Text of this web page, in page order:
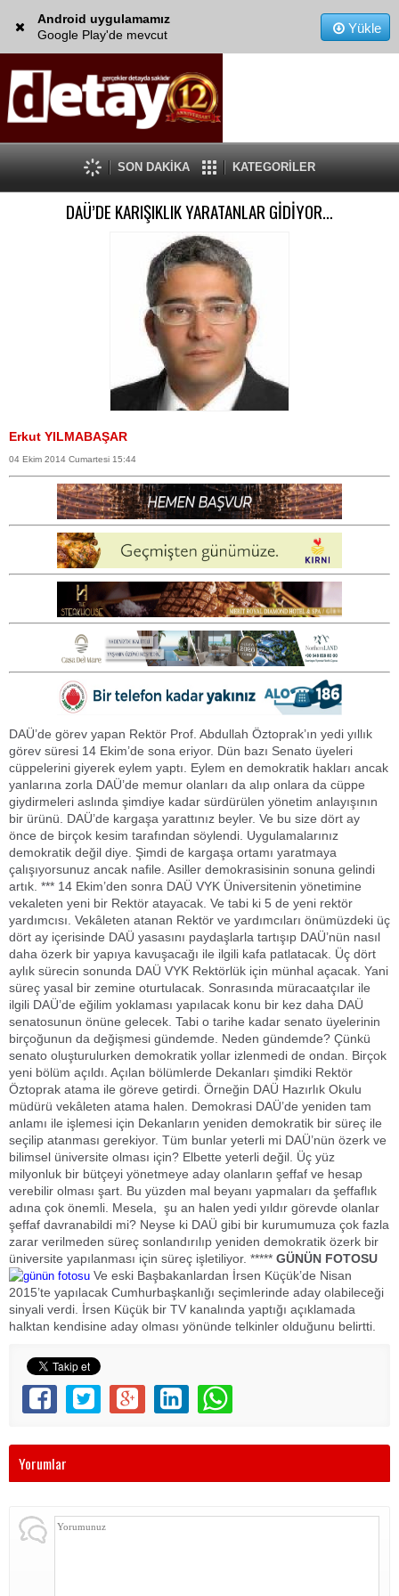
Android uygulamamız
Google Play'de mevcut
Yükle
SON DAKİKA KATEGORİLER
DAÜ’DE KARIŞIKLIK YARATANLAR GİDİYOR…
Erkut YILMABAŞAR
04 Ekim 2014 Cumartesi 15:44
DAÜ’de görev yapan Rektör Prof. Abdullah Öztoprak’ın yedi yıllık
görev süresi 14 Ekim’de sona eriyor. Dün bazı Senato üyeleri
cüppelerini giyerek eylem yaptı. Eylem en demokratik hakları ancak
yanlarına zorla DAÜ’de memur olanları da alıp onlara da cüppe
giydirmeleri aslında şimdiye kadar sürdürülen yönetim anlayışının
bir ürünü. DAÜ’de kargaşa yarattınız beyler. Ve bu size dört ay
önce de birçok kesim tarafından söylendi. Uygulamalarınız
demokratik değil diye. Şimdi de kargaşa ortamı yaratmaya
çalışıyorsunuz ancak nafile. Asiller demokrasisinin sonuna gelindi
artık. *** 14 Ekim’den sonra DAÜ VYK Üniversitenin yönetimine
vekaleten yeni bir Rektör atayacak. Ve tabi ki 5 de yeni rektör
yardımcısı. Vekâleten atanan Rektör ve yardımcıları önümüzdeki üç
dört ay içerisinde DAÜ yasasını paydaşlarla tartışıp DAÜ’nün nasıl
daha özerk bir yapıya kavuşacağı ile ilgili kafa patlatacak. Üç dört
aylık sürecin sonunda DAÜ VYK Rektörlük için münhal açacak. Yani
süreç yasal bir zemine oturtulacak. Sonrasında müracaatçılar ile
ilgili DAÜ’de eğilim yoklaması yapılacak konu bir kez daha DAÜ
senatosunun önüne gelecek. Tabi o tarihe kadar senato üyelerinin
birçoğunun da değişmesi gündemde. Neden gündemde? Çünkü
senato oluşturulurken demokratik yollar izlenmedi de ondan. Birçok
yeni bölüm açıldı. Açılan bölümlerde Dekanları şimdiki Rektör
Öztoprak atama ile göreve getirdi. Örneğin DAÜ Hazırlık Okulu
müdürü vekâleten atama halen. Demokrasi DAÜ’de yeniden tam
anlamı ile işlemesi için Dekanların yeniden demokratik bir süreç ile
seçilip atanması gerekiyor. Tüm bunlar yeterli mi DAÜ’nün özerk ve
bilimsel üniversite olması için? Elbette yeterli değil. Üç yüz
milyonluk bir bütçeyi yönetmeye aday olanların şeffaf ve hesap
verebilir olması şart. Bu yüzden mal beyanı yapmaları da şeffaflık
adına çok önemli. Mesela, şu an halen yedi yıldır görevde olanlar
şeffaf davranabildi mi? Neyse ki DAÜ gibi bir kurumumuza çok fazla
zarar verilmeden süreç sonlandırılıp yeniden demokratik özerk bir
üniversite yapılanması için süreç işletiliyor. ***** GÜNÜN FOTOSU
Ve eski Başbakanlardan İrsen Küçük’de Nisan
2015’te yapılacak Cumhurbaşkanlığı seçimlerinde aday olabileceği
sinyali verdi. İrsen Küçük bir TV kanalında yaptığı açıklamada
halktan kendisine aday olması yönünde telkinler olduğunu belirtti.
Yorumlar